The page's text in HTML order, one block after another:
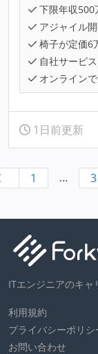
下限年収500
アジャイル
椅子が定価6
自社サービ
オンライン
1日前更新
1 … 3
ITエンジニアのキャ
利用規約
プライバシーポリシ
お問い合わせ